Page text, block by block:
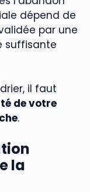
dépend de
par une
suffisante
il faut
de votre
.
la